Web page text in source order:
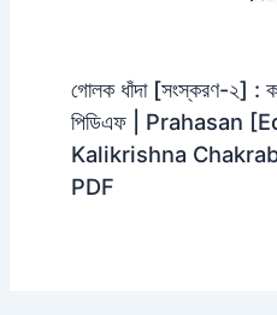
গোলক ধাঁদা [সংস্করণ-২] :
পিডিএফ | Prahasan
Kalikrishna
PDF